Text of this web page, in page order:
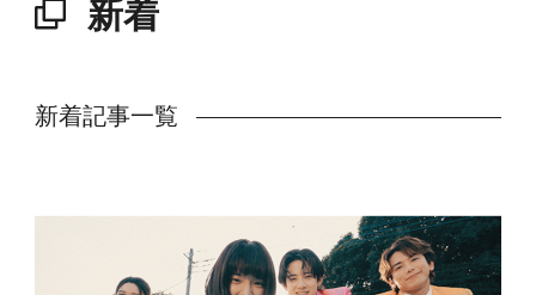
新着
新着記事一覧